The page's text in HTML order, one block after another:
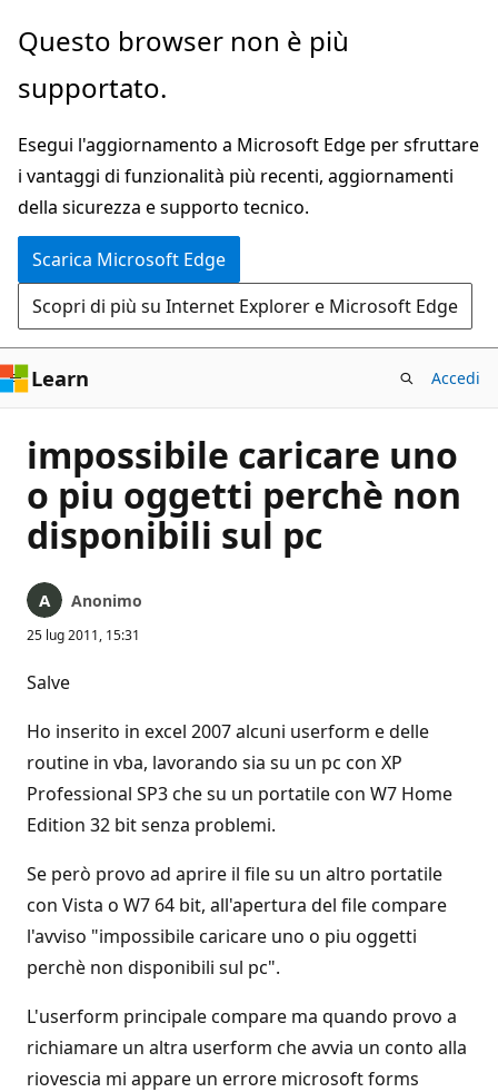
Ignora
passa
contenuto
principale
Questo browser non è più
supportato.
Esegui l'aggiornamento a Microsoft Edge per sfruttare
i vantaggi di funzionalità più recenti, aggiornamenti
della sicurezza e supporto tecnico.
Scarica Microsoft Edge
Scopri di più su Internet Explorer e Microsoft Edge
Learn Accedi
impossibile caricare uno
o piu oggetti perchè non
disponibili sul pc
Anonimo
25 lug 2011, 15:31
Salve
Ho inserito in excel 2007 alcuni userform e delle
routine in vba, lavorando sia su un pc con XP
Professional SP3 che su un portatile con W7 Home
Edition 32 bit senza problemi.
Se però provo ad aprire il file su un altro portatile
con Vista o W7 64 bit, all'apertura del file compare
l'avviso "impossibile caricare uno o piu oggetti
perchè non disponibili sul pc".
L'userform principale compare ma quando provo a
richiamare un altra userform che avvia un conto alla
riovescia mi appare un errore microsoft forms